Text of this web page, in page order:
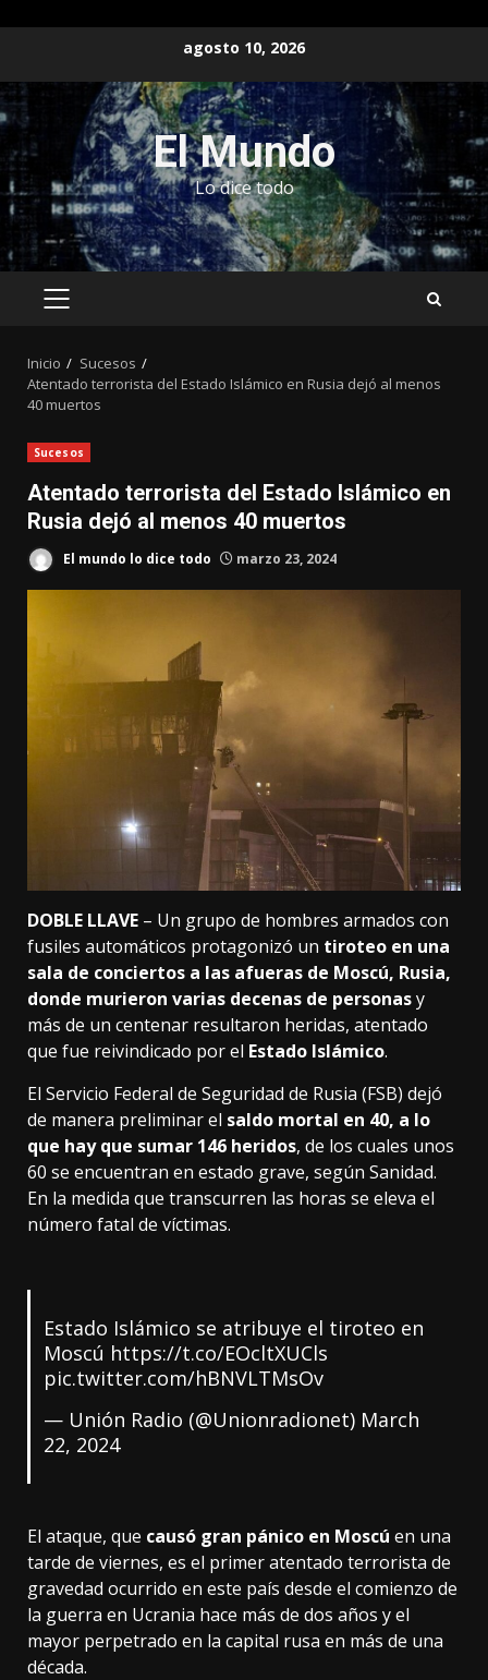
contenido
agosto 10, 2026
El Mundo
Lo dice todo
MENÚ
Inicio
Sucesos
Atentado terrorista del Estado Islámico en Rusia dejó al menos
40 muertos
Sucesos
Atentado terrorista del Estado Islámico en
Rusia dejó al menos 40 muertos
El mundo lo dice todo marzo 23, 2024
DOBLE LLAVE – Un grupo de hombres armados con
fusiles automáticos protagonizó un tiroteo en una
sala de conciertos a las afueras de Moscú, Rusia,
donde murieron varias decenas de personasy
más de un centenar resultaron heridas, atentado
que fue reivindicado por el Estado Islámico.
El Servicio Federal de Seguridad de Rusia (FSB) dejó
de manera preliminar el saldo mortal en 40, a lo
que hay que sumar 146 heridos, de los cuales unos
60 se encuentran en estado grave, según Sanidad.
En la medida que transcurren las horas se eleva el
número fatal de víctimas.
Estado Islámico se atribuye el tiroteo en
Moscú https://t.co/EOcltXUCls
pic.twitter.com/hBNVLTMsOv
— Unión Radio (@Unionradionet) March
22, 2024
El ataque, que causó gran pánico en Moscú en una
tarde de viernes, es el primer atentado terrorista de
gravedad ocurrido en este país desde el comienzo de
la guerra en Ucrania hace más de dos años y el
mayor perpetrado en la capital rusa en más de una
década.